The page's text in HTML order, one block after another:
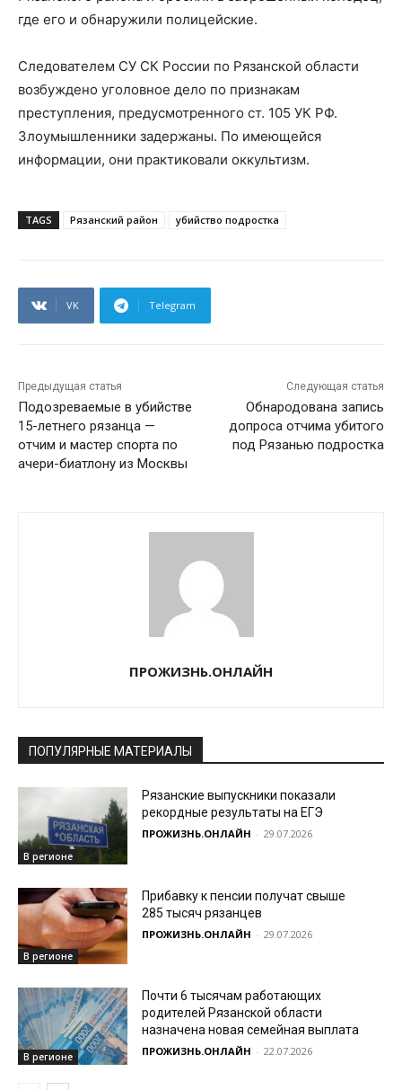
где его и обнаружили полицейские.
Следователем СУ СК России по Рязанской области
возбуждено уголовное дело по признакам
преступления, предусмотренного ст. 105 УК РФ.
Злоумышленники задержаны. По имеющейся
информации, они практиковали оккультизм.
TAGS Рязанский район убийство подростка
VK Telegram
Предыдущая статья
Подозреваемые в убийстве
15-летнего рязанца —
отчим и мастер спорта по
ачери-биатлону из Москвы
Следующая статья
Обнародована запись
допроса отчима убитого
под Рязанью подростка
ПРОЖИЗНЬ.ОНЛАЙН
ПОПУЛЯРНЫЕ МАТЕРИАЛЫ
В регионе
Рязанские выпускники показали
рекордные результаты на ЕГЭ
ПРОЖИЗНЬ.ОНЛАЙН - 29.07.2026
В регионе
Прибавку к пенсии получат свыше
285 тысяч рязанцев
ПРОЖИЗНЬ.ОНЛАЙН - 29.07.2026
В регионе
Почти 6 тысячам работающих
родителей Рязанской области
назначена новая семейная выплата
ПРОЖИЗНЬ.ОНЛАЙН - 22.07.2026